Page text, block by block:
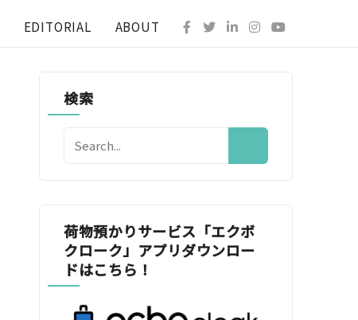
EDITORIAL ABOUT
検索
荷物預かりサービス「エクボ
クローク」アプリダウンロー
ドはこちら！